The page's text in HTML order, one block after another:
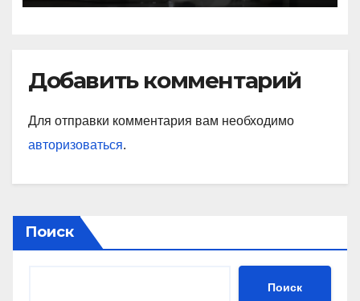
Добавить комментарий
Для отправки комментария вам необходимо
авторизоваться.
Поиск
Поиск